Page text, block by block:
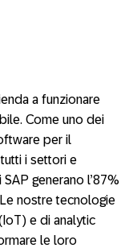
a funzionare
Come uno dei
per il
i settori e
generano l’87%
nostre tecnologie
e di analytic
le loro